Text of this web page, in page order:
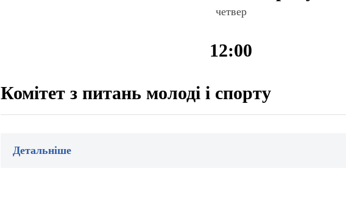
четвер
12:00
Комітет з питань молоді і спорту
Детальніше